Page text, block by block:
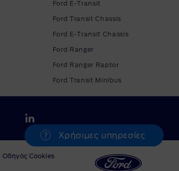
Χρήσιμες υπηρεσίες
Ford E-Transit
Ford Transit Chassis
Ford E-Transit Chassis
Ford Ranger
Ford Ranger Raptor
Ford Transit Minibus
Οδηγός Cookies